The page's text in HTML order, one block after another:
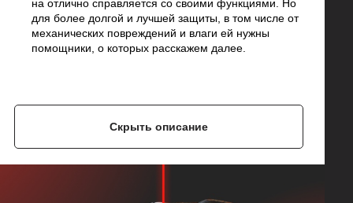
на отлично справляется со своими функциями. Но
для более долгой и лучшей защиты, в том числе от
механических повреждений и влаги ей нужны
помощники, о которых расскажем далее.
Скрыть описание